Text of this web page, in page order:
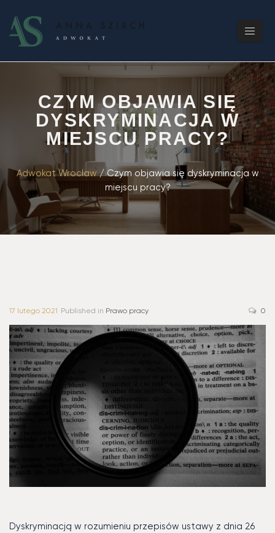
CZYM OBJAWIA SIĘ
DYSKRYMINACJA W
MIEJSCU PRACY?
Adwokat Wrocław/Czym objawia się dyskryminacja w
miejscu pracy?
17 lutego 2021 Published in Prawo pracy 0
Dyskryminacją w rozumieniu przepisów ustawy z dnia 26